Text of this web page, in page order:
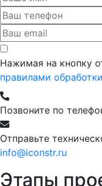
Нажимая на кнопку
правилами
Позвоните по
Отправьте
info@iconstr.ru
Этапы